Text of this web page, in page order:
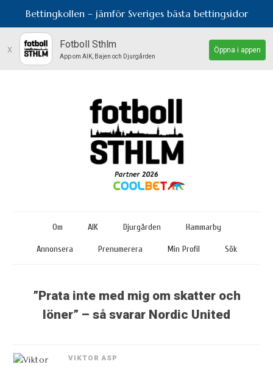
Bettingkollen – jämför Sveriges bästa bettingsidor
x Fotboll Sthlm
App om AIK, Bajen och Djurgården
Öppna i appen
Om AIK Djurgården Hammarby
Annonsera Prenumerera Min Profil Sök
”Prata inte med mig om skatter och
löner” – så svarar Nordic United
VIKTOR ASP